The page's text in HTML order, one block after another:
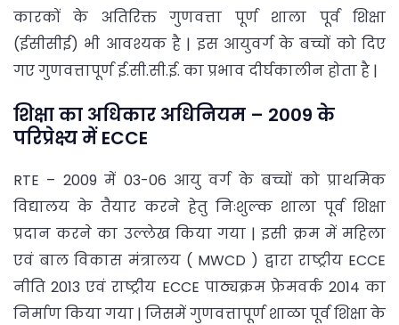
कारकों के अतिरिक्त गुणवत्ता पूर्ण शाला पूर्व शिक्षा
(ईसीसीई) भी आवश्यक है | इस आयुवर्ग के बच्चों को दिए
गए गुणवत्तापूर्ण ई.सी.सी.ई. का प्रभाव दीर्घकालीन होता है |
शिक्षा का अधिकार अधिनियम – 2009 के
परिप्रेक्ष्य में ECCE
RTE – 2009 में 03-06 आयु वर्ग के बच्चों को प्राथमिक
विद्यालय के तैयार करने हेतु निःशुल्क शाला पूर्व शिक्षा
प्रदान करने का उल्लेख किया गया | इसी क्रम में महिला
एवं बाल विकास मंत्रालय ( MWCD ) द्वारा राष्ट्रीय ECCE
नीति 2013 एवं राष्ट्रीय ECCE पाठ्यक्रम फ्रेमवर्क 2014 का
निर्माण किया गया | जिसमें गुणवत्तापूर्ण शाळा पूर्व शिक्षा के